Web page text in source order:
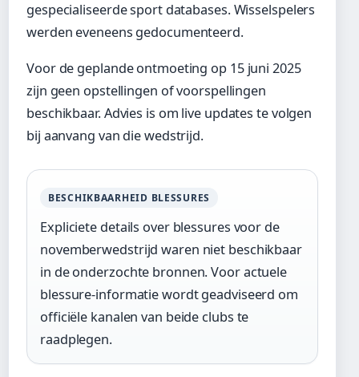
gespecialiseerde sport databases. Wisselspelers
werden eveneens gedocumenteerd.
Voor de geplande ontmoeting op 15 juni 2025
zijn geen opstellingen of voorspellingen
beschikbaar. Advies is om live updates te volgen
bij aanvang van die wedstrijd.
BESCHIKBAARHEID BLESSURES
Expliciete details over blessures voor de
novemberwedstrijd waren niet beschikbaar
in de onderzochte bronnen. Voor actuele
blessure-informatie wordt geadviseerd om
officiële kanalen van beide clubs te
raadplegen.